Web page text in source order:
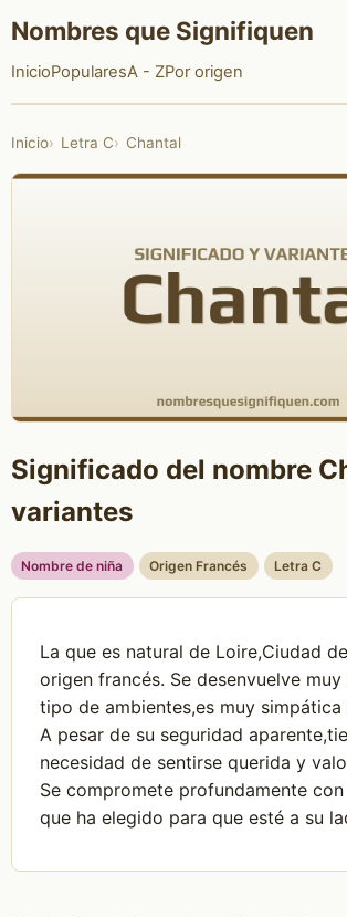
Nombres que Signifiquen
InicioPopularesA - ZPor origen
Inicio Letra C Chantal
Significado del nombre
variantes
Nombre de niña Origen Francés Letra C
La que es natural de Loire,Ciudad
origen francés. Se desenvuelve
tipo de ambientes,es muy simpática
A pesar de su seguridad
necesidad de sentirse querida y
Se compromete profundamente
que ha elegido para que esté a su